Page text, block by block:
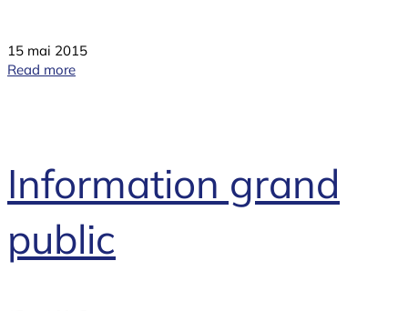
15 mai 2015
Read more
Information grand
public